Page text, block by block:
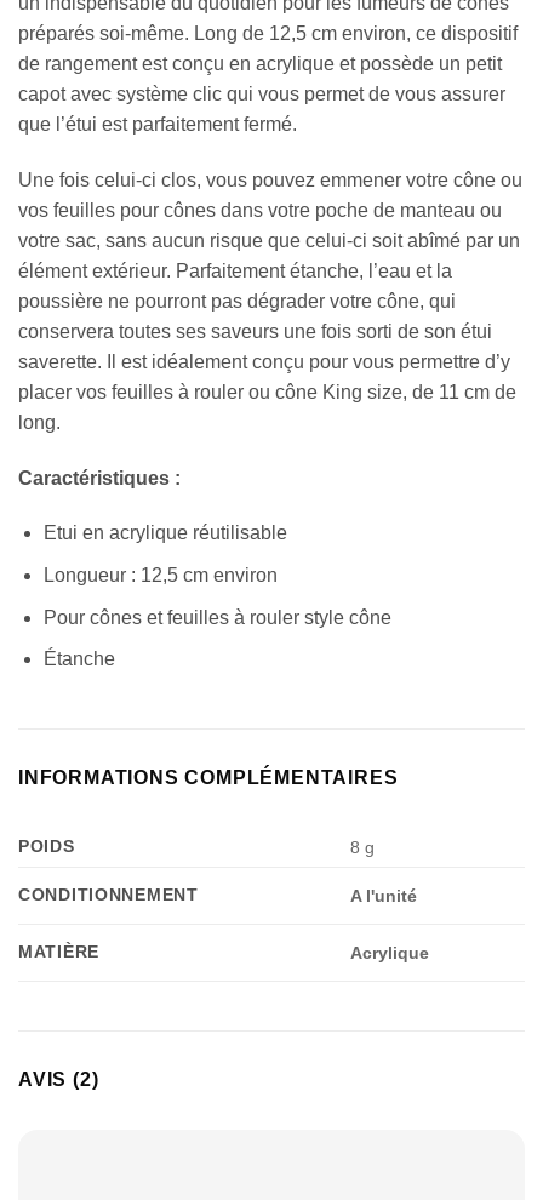
préparés soi-même. Long de 12,5 cm environ, ce dispositif
de rangement est conçu en acrylique et possède un petit
capot avec système clic qui vous permet de vous assurer
que l’étui est parfaitement fermé.
Une fois celui-ci clos, vous pouvez emmener votre cône ou
vos feuilles pour cônes dans votre poche de manteau ou
votre sac, sans aucun risque que celui-ci soit abîmé par un
élément extérieur. Parfaitement étanche, l’eau et la
poussière ne pourront pas dégrader votre cône, qui
conservera toutes ses saveurs une fois sorti de son étui
saverette. Il est idéalement conçu pour vous permettre d’y
placer vos feuilles à rouler ou cône King size, de 11 cm de
long.
Caractéristiques :
Etui en acrylique réutilisable
Longueur : 12,5 cm environ
Pour cônes et feuilles à rouler style cône
Étanche
INFORMATIONS COMPLÉMENTAIRES
POIDS 8 g
CONDITIONNEMENT A l'unité
MATIÈRE Acrylique
AVIS (2)
Appliquer les filtres